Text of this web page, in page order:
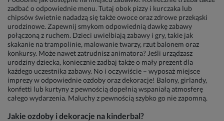
zadbać o odpowiednie menu. Tutaj obok pizzy i kurczaka lub
chipsów świetnie nadadzą się także owoce oraz zdrowe przekąski
urodzinowe. Zapewnij smykom odpowiednią dawkę zabawy
połączoną z ruchem. Dzieci uwielbiają zabawy i gry, takie jak
skakanie na trampolinie, malowanie twarzy, rzut balonem oraz
konkursy. Może nawet zatrudnisz animatora? Jeśli urządzasz
urodziny dziecka, koniecznie zadbaj także o mały prezent dla
każdego uczestnika zabawy. No i oczywiście – wyposaż miejsce
imprezy w odpowiednie ozdoby oraz dekoracje! Balony, girlandy,
konfetti lub kurtyny z pewnością dopełnią wspaniałą atmosferę
całego wydarzenia. Maluchy z pewnością szybko go nie zapomną.
Jakie ozdoby i dekoracje na kinderbal?